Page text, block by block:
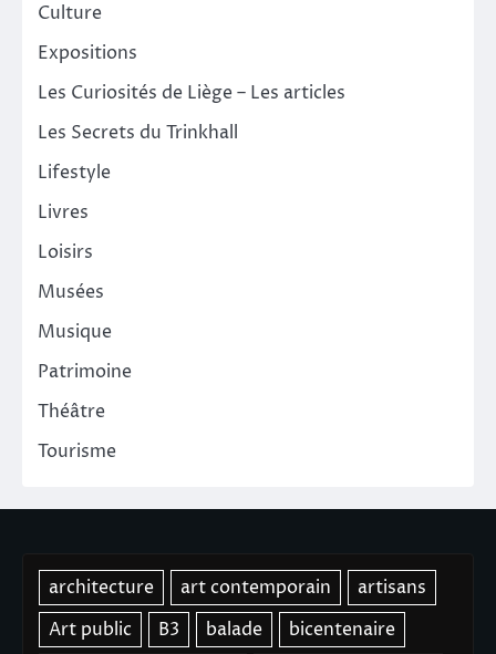
Culture
Expositions
Les Curiosités de Liège – Les articles
Les Secrets du Trinkhall
Lifestyle
Livres
Loisirs
Musées
Musique
Patrimoine
Théâtre
Tourisme